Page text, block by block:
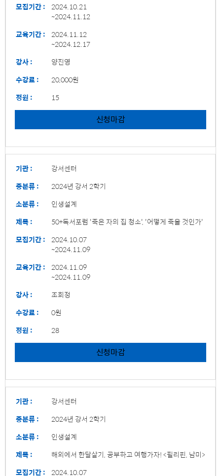
모집기간 : 2024.10.21
~2024.11.12
교육기간 : 2024.11.12
~2024.12.17
강사 :
양진영
수강료 :
20,000원
정원 :
15
신청마감
기관 :
강서센터
중분류 :
2024년 강서 2학기
소분류 :
인생설계
제목 :
50+독서포럼 '죽은 자의 집 청소', '어떻게 죽을 것인가'
모집기간 : 2024.10.07
~2024.11.09
교육기간 : 2024.11.09
~2024.11.09
강사 :
조희정
수강료 :
0원
정원 :
28
신청마감
기관 :
강서센터
중분류 :
2024년 강서 2학기
소분류 :
인생설계
제목 :
해외에서 한달살기, 공부하고 여행가자! <필리핀, 남미>
모집기간 : 2024.10.07